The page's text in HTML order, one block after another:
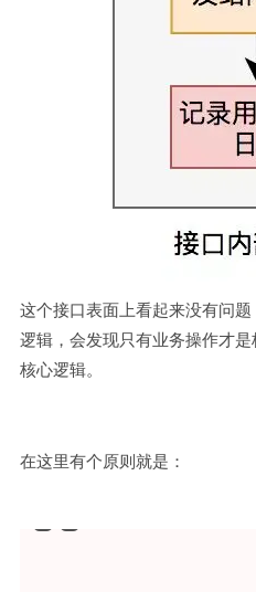
这个接口表面上看起来没有问
逻辑，会发现只有业务操作才
核心逻辑。
在这里有个原则就是：